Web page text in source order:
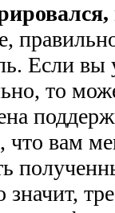
Если вы
то
что вам